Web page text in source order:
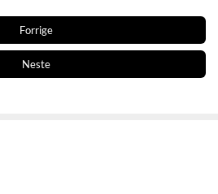
Forrige
Neste